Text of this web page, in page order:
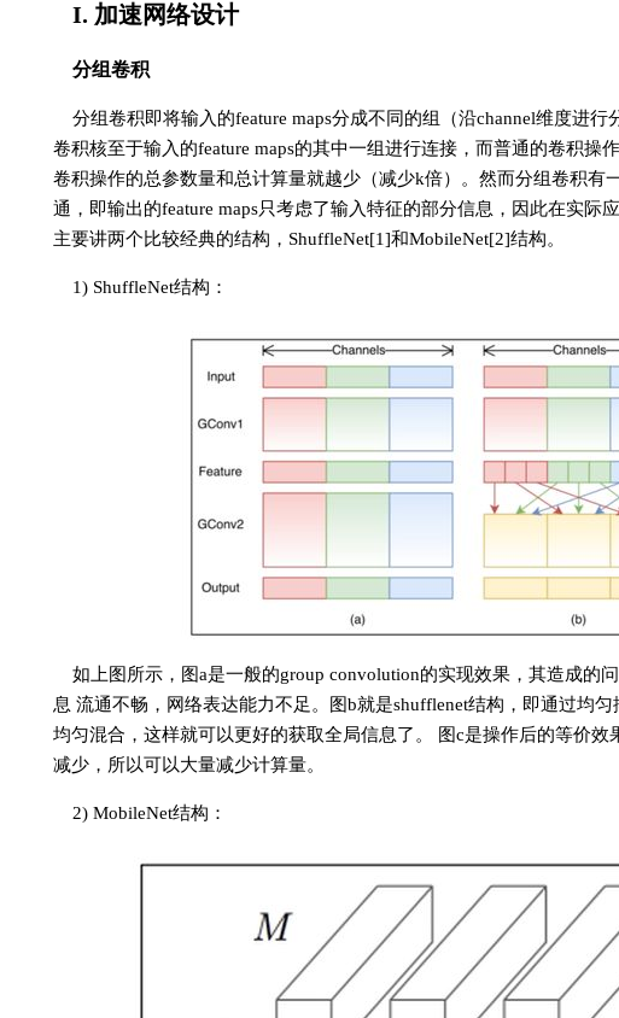
I. 加速网络设计
分组卷积
分组卷积即将输入的feature maps分成不同的组（沿channel维度进
卷积核至于输入的feature maps的其中一组进行连接，而普通的卷积操
卷积操作的总参数量和总计算量就越少（减少k倍）。然而分组卷积有
通，即输出的feature maps只考虑了输入特征的部分信息，因此在实
主要讲两个比较经典的结构，ShuffleNet[1]和MobileNet[2]结构。
1) ShuffleNet结构：
如上图所示，图a是一般的group convolution的实现效果，其造成的
息 流通不畅，网络表达能力不足。图b就是shufflenet结构，即通过均
均匀混合，这样就可以更好的获取全局信息了。 图c是操作后的等价
减少，所以可以大量减少计算量。
2) MobileNet结构：